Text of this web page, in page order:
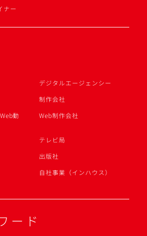
ナー
デジタルエージェンシー
制作会社
動
Web制作会社
テレビ局
出版社
自社事業（インハウス）
ード